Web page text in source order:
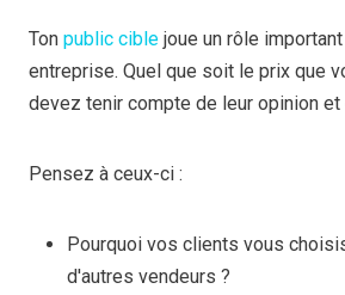
Ton public cible joue un rôle
entreprise. Quel que soit le prix que
devez tenir compte de leur opinion et
Pensez à ceux-ci :
Pourquoi vos clients vous
d'autres vendeurs ?